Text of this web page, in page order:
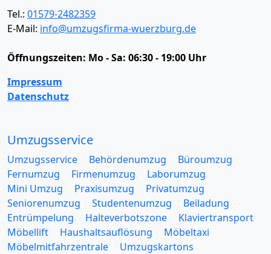
Tel.: 01579-2482359
E-Mail: info@umzugsfirma-wuerzburg.de
Öffnungszeiten: Mo - Sa: 06:30 - 19:00 Uhr
Impressum
Datenschutz
Umzugsservice
Umzugsservice Behördenumzug
Büroumzug
Fernumzug
Firmenumzug
Laborumzug
Mini Umzug
Praxisumzug
Privatumzug
Seniorenumzug
Studentenumzug
Beiladung
Entrümpelung
Halteverbotszone
Klaviertransport
Möbellift
Haushaltsauflösung
Möbeltaxi
Möbelmitfahrzentrale
Umzugskartons